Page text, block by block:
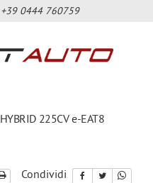
+39 0444 760759
HYBRID 225CV e-EAT8
Condividi